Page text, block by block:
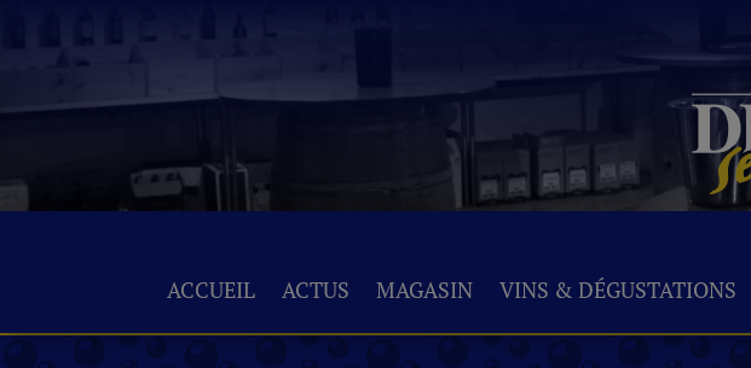
ACCUEIL ACTUS MAGASIN VINS & DÉGUSTATIONS